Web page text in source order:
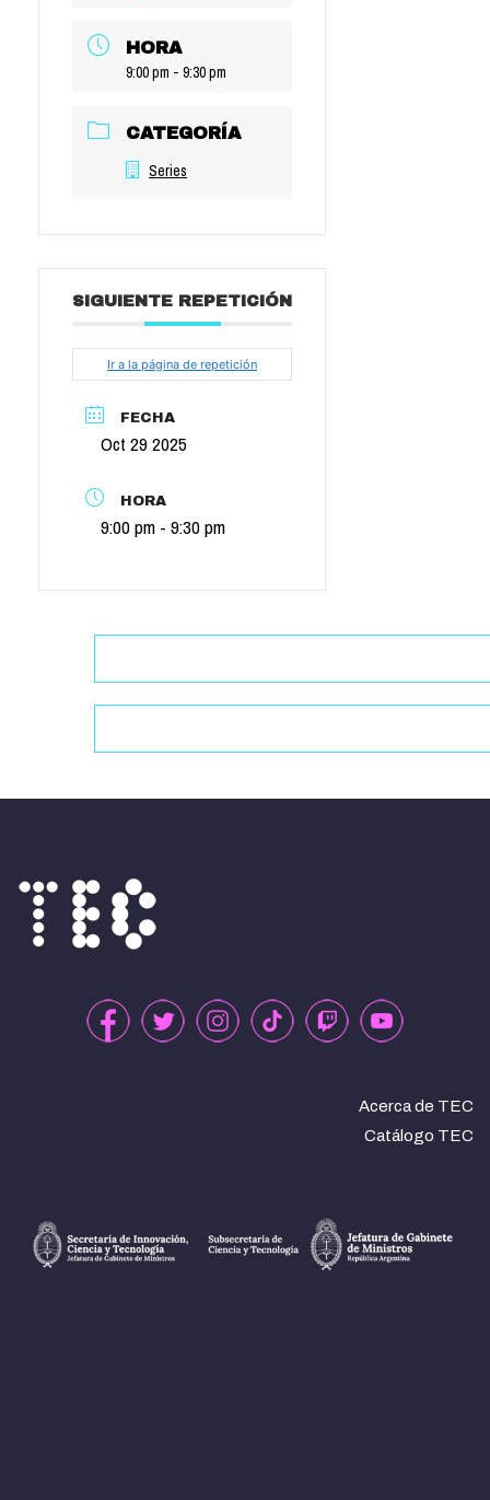
HORA
9:00 pm - 9:30 pm
CATEGORÍA
Series
SIGUIENTE REPETICIÓN
Ir a la página de repetición
FECHA
Oct 29 2025
HORA
9:00 pm - 9:30 pm
Acerca de TEC
Catálogo TEC